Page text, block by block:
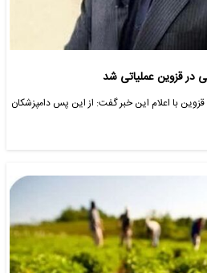
در قزوین عملیاتی شد
با اعلام این خبر گفت: از این پس دامپزشکان